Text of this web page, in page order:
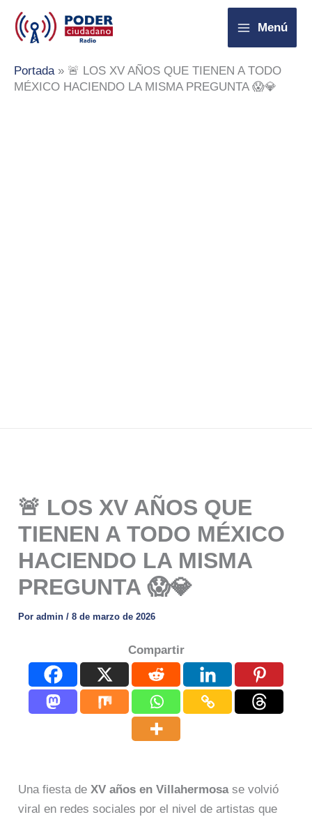
contenido
Menú
Portada» 🚨 LOS XV AÑOS QUE TIENEN A TODO
MÉXICO HACIENDO LA MISMA PREGUNTA 😱💎
🚨 LOS XV AÑOS QUE
TIENEN A TODO MÉXICO
HACIENDO LA MISMA
PREGUNTA 😱💎
Poradmin/8 de marzo de 2026
Compartir
Una fiesta deXV años en Villahermosase volvió
viral en redes sociales por el nivel de artistas que